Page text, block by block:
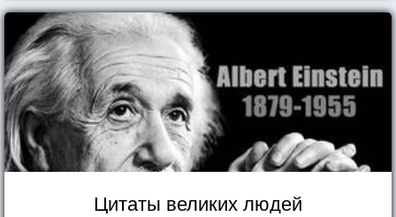
Цитаты великих людей